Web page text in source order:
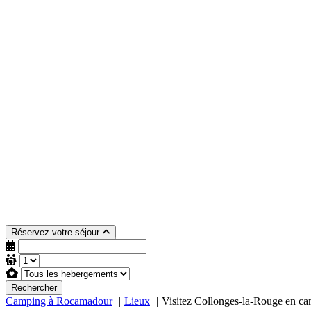
Réservez votre séjour
Rechercher
Camping à Rocamadour Lieux Visitez Collonges-la-Rouge en